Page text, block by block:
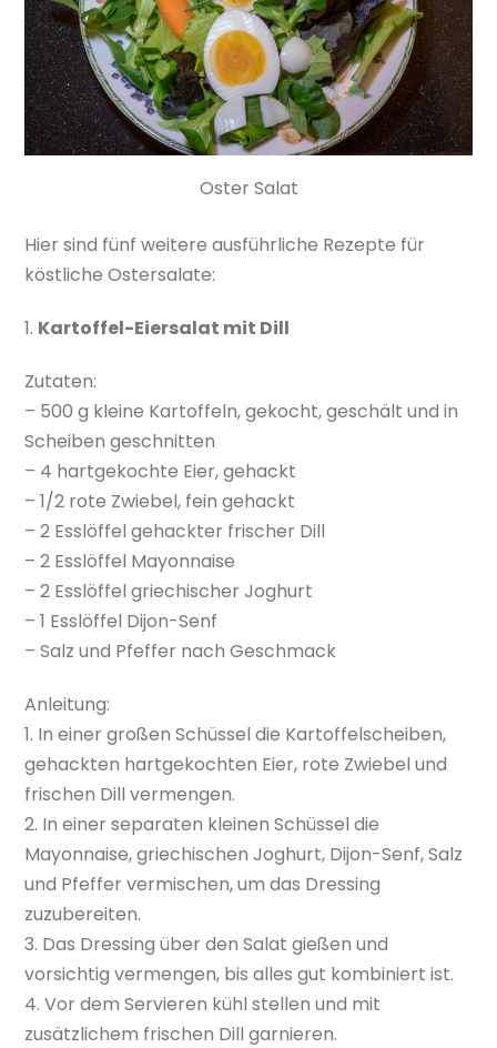
Oster Salat
Hier sind fünf weitere ausführliche Rezepte für
köstliche Ostersalate:
1. Kartoffel-Eiersalat mit Dill
Zutaten:
– 500 g kleine Kartoffeln, gekocht, geschält und in
Scheiben geschnitten
– 4 hartgekochte Eier, gehackt
– 1/2 rote Zwiebel, fein gehackt
– 2 Esslöffel gehackter frischer Dill
– 2 Esslöffel Mayonnaise
– 2 Esslöffel griechischer Joghurt
– 1 Esslöffel Dijon-Senf
– Salz und Pfeffer nach Geschmack
Anleitung:
1. In einer großen Schüssel die Kartoffelscheiben,
gehackten hartgekochten Eier, rote Zwiebel und
frischen Dill vermengen.
2. In einer separaten kleinen Schüssel die
Mayonnaise, griechischen Joghurt, Dijon-Senf, Salz
und Pfeffer vermischen, um das Dressing
zuzubereiten.
3. Das Dressing über den Salat gießen und
vorsichtig vermengen, bis alles gut kombiniert ist.
4. Vor dem Servieren kühl stellen und mit
zusätzlichem frischen Dill garnieren.